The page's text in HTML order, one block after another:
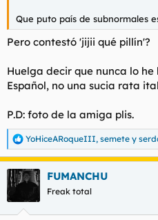
Que puto país de subnormales
Pero contestó 'jijii qué pillín'?
Huelga decir que nunca lo
Español, no una sucia rata
P.D: foto de la amiga plis.
R
e
a
c
c
YoHiceARoqueIII, semete y
FUMANCHU
Freak total